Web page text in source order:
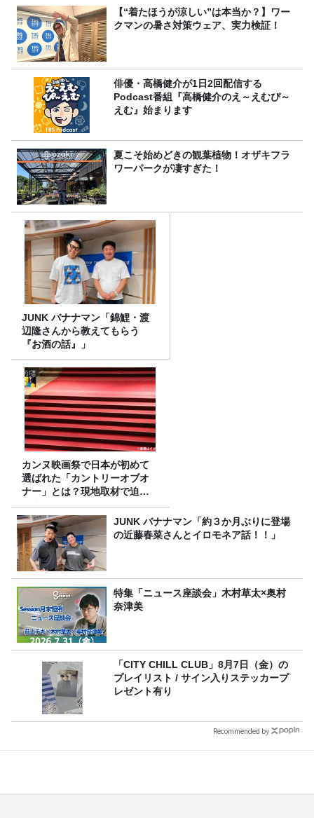
【“着たほうが涼しい”は本当か？】ワー
クマンの暑さ対策ウェア、実力検証！
俳優・高橋健介が1日2回配信する
Podcast番組『高橋健介のえ～えむぴ～
えむ』始まります
夏こそ始めどきの観葉植物！オザキフラ
ワーパークが凄すぎた！
JUNK バナナマン「錦鯉・渡
辺隆さんから教えてもらう
『お酒の話』」
カンヌ映画祭で日本が初めて
選ばれた「カントリーオブオ
ナー」とは？現地取材で迫る
選出の意味
JUNK バナナマン「約３か月ぶりに登場
の近藤春菜さんとイロモネア話！！」
特集「ニュース座談会」木村草太×奥村
奈津美
「CITY CHILL CLUB」8月7日（金）の
プレイリスト / サイン入りステッカープ
レゼント有り
Recommended by